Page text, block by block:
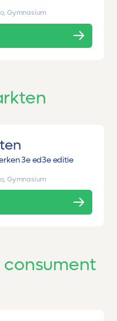
Gymnasium
3e ed3e editie
Gymnasium
consument